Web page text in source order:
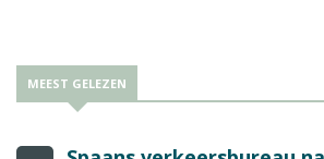
MEEST GELEZEN